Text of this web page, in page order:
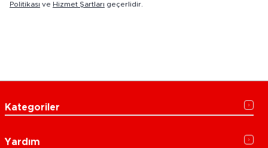
Politikası ve Hizmet Şartları geçerlidir.
Kategoriler
Yardım